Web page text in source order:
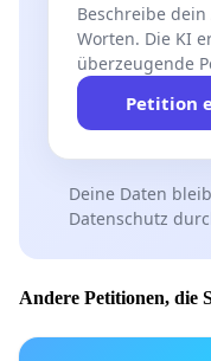
Beschreibe
Worten. Die KI
überzeugende
Petition
Deine Daten
Datenschutz
Andere Petitionen, die